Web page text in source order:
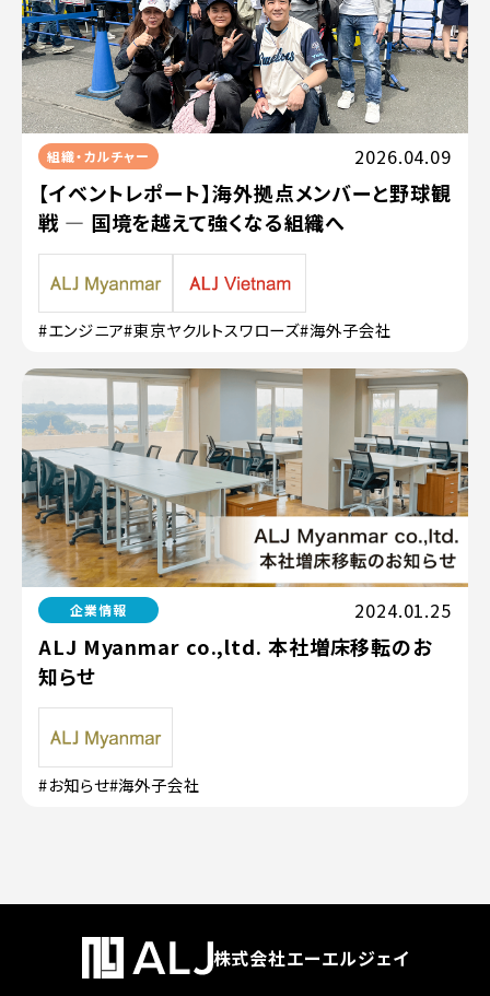
組織・カルチャー 2026.04.09
【イベントレポート】海外拠点メンバーと野球観
戦 — 国境を越えて強くなる組織へ
#エンジニア#東京ヤクルトスワローズ#海外子会社
企業情報 2024.01.25
ALJ Myanmar co.,ltd. 本社増床移転のお
知らせ
#お知らせ#海外子会社
株式会社エーエルジェイ